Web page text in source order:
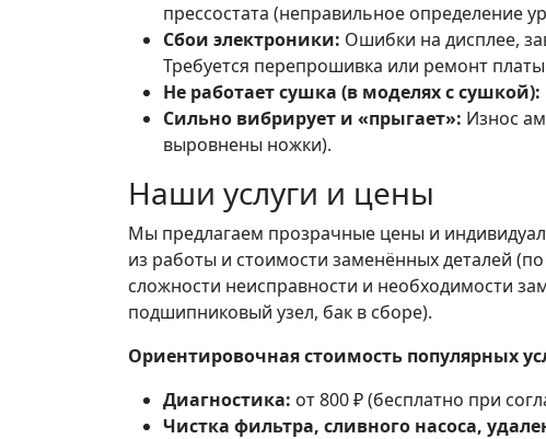
прессостата (неправильное определение
Сбои электроники: Ошибки на дисплее,
Требуется перепрошивка или ремонт
Не работает сушка (в моделях с сушкой):
Сильно вибрирует и «прыгает»: Износ
выровнены ножки).
Наши услуги и цены
Мы предлагаем прозрачные цены и
из работы и стоимости заменённых деталей
сложности неисправности и необходимости
подшипниковый узел, бак в сборе).
Ориентировочная стоимость популярных
Диагностика: от 800 ₽ (бесплатно при
Чистка фильтра, сливного насоса,